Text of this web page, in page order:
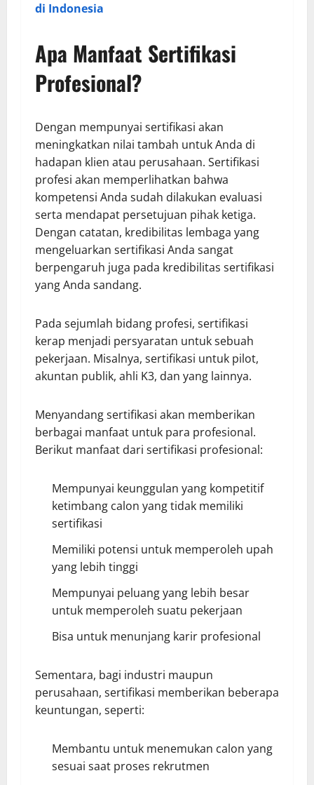
di Indonesia
Apa Manfaat Sertifikasi
Profesional?
Dengan mempunyai sertifikasi akan
meningkatkan nilai tambah untuk Anda di
hadapan klien atau perusahaan. Sertifikasi
profesi akan memperlihatkan bahwa
kompetensi Anda sudah dilakukan evaluasi
serta mendapat persetujuan pihak ketiga.
Dengan catatan, kredibilitas lembaga yang
mengeluarkan sertifikasi Anda sangat
berpengaruh juga pada kredibilitas sertifikasi
yang Anda sandang.
Pada sejumlah bidang profesi, sertifikasi
kerap menjadi persyaratan untuk sebuah
pekerjaan. Misalnya, sertifikasi untuk pilot,
akuntan publik, ahli K3, dan yang lainnya.
Menyandang sertifikasi akan memberikan
berbagai manfaat untuk para profesional.
Berikut manfaat dari sertifikasi profesional:
Mempunyai keunggulan yang kompetitif
ketimbang calon yang tidak memiliki
sertifikasi
Memiliki potensi untuk memperoleh upah
yang lebih tinggi
Mempunyai peluang yang lebih besar
untuk memperoleh suatu pekerjaan
Bisa untuk menunjang karir profesional
Sementara, bagi industri maupun
perusahaan, sertifikasi memberikan beberapa
keuntungan, seperti:
Membantu untuk menemukan calon yang
sesuai saat proses rekrutmen